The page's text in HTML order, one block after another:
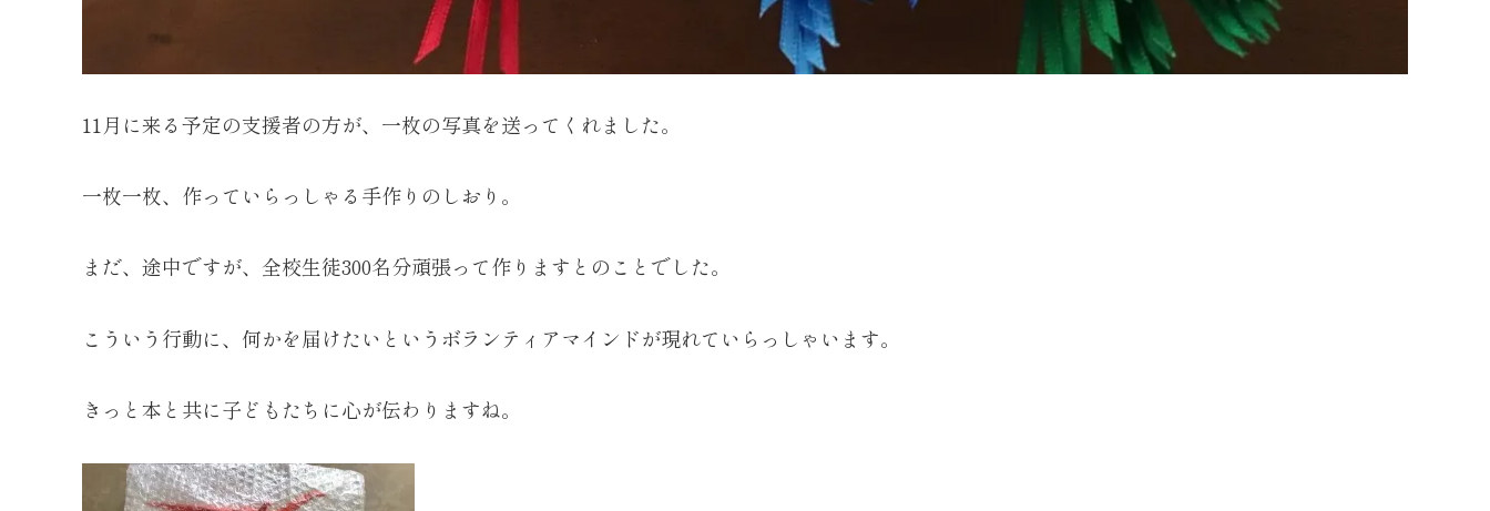
11月に来る予定の支援者の方が、一枚の写真を送ってくれました。
一枚一枚、作っていらっしゃる手作りのしおり。
まだ、途中ですが、全校生徒300名分頑張って作りますとのことでした。
こういう行動に、何かを届けたいというボランティアマインドが現れていらっしゃいます。
きっと本と共に子どもたちに心が伝わりますね。